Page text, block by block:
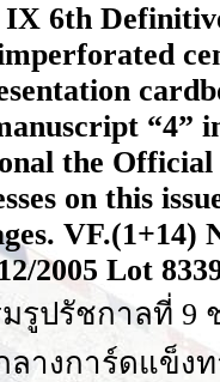
IX 6th
“4”
the
on this
VF.(1+14)
2005 Lot
รูปรัชกาลที่ 9
ลางการ์ดแข็ง